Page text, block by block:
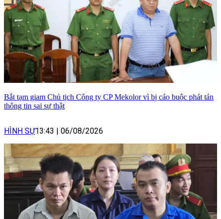
Bắt tạm giam Chủ tịch Công ty CP Mekolor vì bị cáo buộc phát tán
thông tin sai sự thật
HÌNH SỰ13:43 06/08/2026